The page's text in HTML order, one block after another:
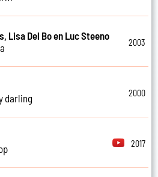
Lisa Del Bo en Luc Steeno
2003
darling
2000
2017